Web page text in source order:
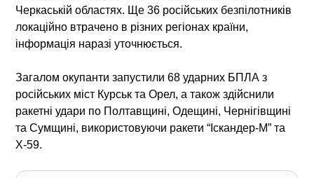
Черкаській областях. Ще 36 російських безпілотників
локаційно втрачено в різних регіонах країни,
інформація наразі уточнюється.
Загалом окупанти запустили 68 ударних БПЛА з
російських міст Курськ та Орел, а також здійснили
ракетні удари по Полтавщині, Одещині, Чернігівщині
та Сумщині, використовуючи ракети “Іскандер-М” та
Х-59.